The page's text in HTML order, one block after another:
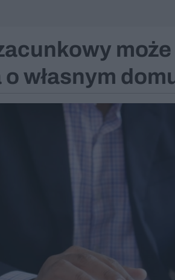
własnym